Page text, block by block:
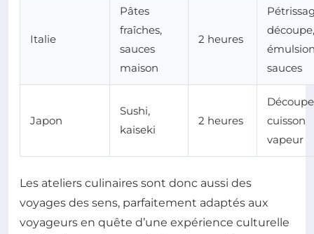
Italie
Pâtes
fraîches,
sauces
maison
2 heures
découpe,
sauces
Japon
Sushi,
kaiseki
2 heures
cuisson
vapeur
Les ateliers culinaires sont donc aussi des
voyages des sens, parfaitement adaptés aux
voyageurs en quête d’une expérience culturelle